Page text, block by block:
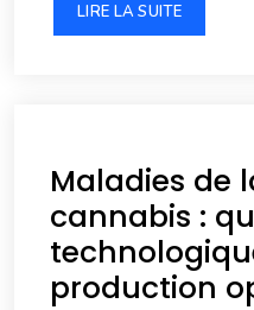
LIRE LA SUITE
Maladies de
cannabis :
production